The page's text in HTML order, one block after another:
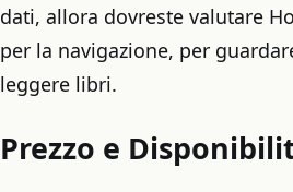
dati, allora dovreste valutare
per la navigazione, per
leggere libri.
Prezzo e